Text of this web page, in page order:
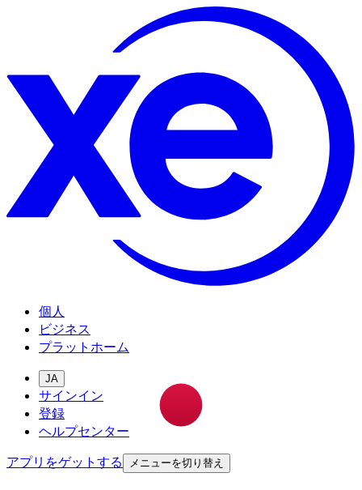
個人
ビジネス
プラットホーム
JA
サインイン
登録
ヘルプセンター
アプリをゲットする
メニューを切り替え